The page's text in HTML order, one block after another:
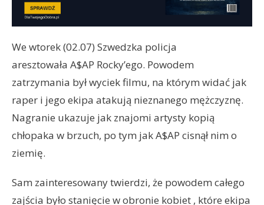
We wtorek (02.07) Szwedzka policja
aresztowała A$AP Rocky’ego. Powodem
zatrzymania był wyciek filmu, na którym widać jak
raper i jego ekipa atakują nieznanego mężczyznę.
Nagranie ukazuje jak znajomi artysty kopią
chłopaka w brzuch, po tym jak A$AP cisnął nim o
ziemię.
Sam zainteresowany twierdzi, że powodem całego
zajścia było stanięcie w obronie kobiet , które ekipa